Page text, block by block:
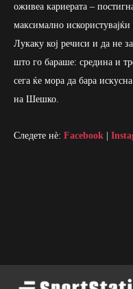
оживеа кариерата –
максимално
Лукаку кој речиси и да не
што го бараше: средина и
сега ќе мора да бара
на Шешко.
Следете нè: Facebook